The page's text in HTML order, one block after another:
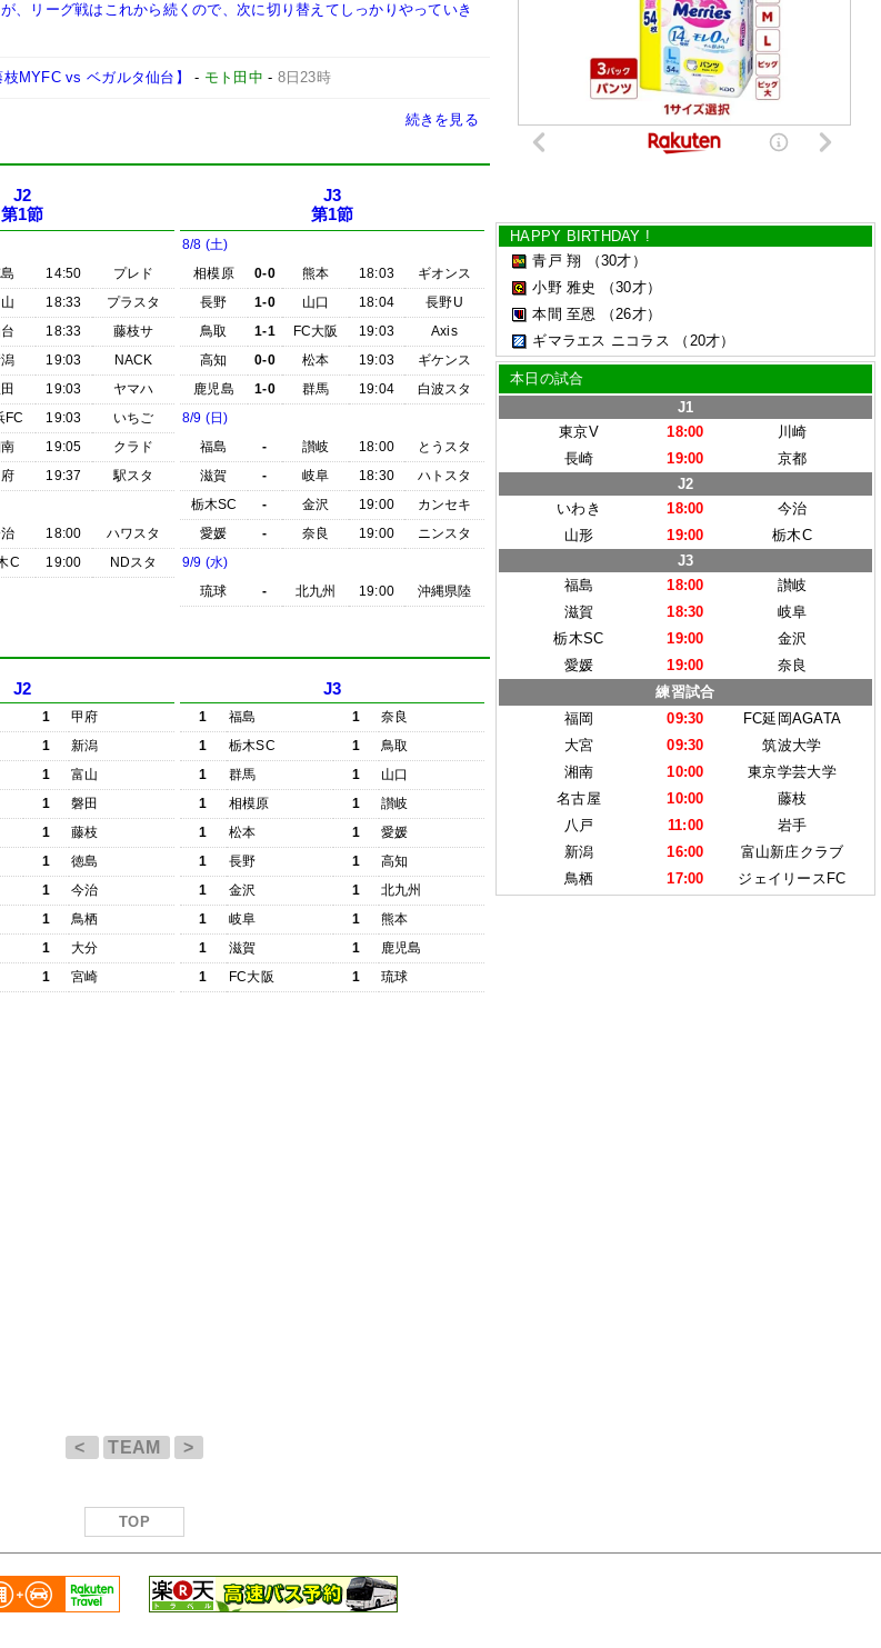
、リーグ戦はこれから続くので、次に切り替えてしっかりやっていき
MYFC vs ベガルタ仙台】 - モト田中 - 8日23時
続きを見る
J2
第1節
14:50
プレド
18:33
プラスタ
18:33
藤枝サ
19:03
NACK
19:03
ヤマハ
FC 19:03
いちご
19:05
クラド
19:37
駅スタ
18:00
ハワスタ
C 19:00 NDスタ
J3
第1節
8/8 (土)
相模原
0-0 熊本 18:03
ギオンス
長野
1-0 山口 18:04
長野U
鳥取
1-1 FC大阪 19:03
Axis
高知
0-0 松本 19:03
ギケンス
鹿児島
1-0 群馬 19:04
白波スタ
8/9 (日)
福島
- 讃岐 18:00
とうスタ
滋賀
- 岐阜 18:30
ハトスタ
栃木SC
- 金沢 19:00
カンセキ
愛媛
- 奈良 19:00
ニンスタ
9/9 (水)
琉球
- 北九州 19:00 沖縄県陸
J2
1
甲府
1
新潟
1
富山
1
磐田
1
藤枝
1
徳島
1
今治
1
鳥栖
1
大分
1 宮崎
J3
1 福島 1
奈良
1
栃木SC 1
鳥取
1
群馬 1
山口
1
相模原 1
讃岐
1
松本 1
愛媛
1
長野 1
高知
1
金沢 1
北九州
1
岐阜 1
熊本
1
滋賀 1
鹿児島
1
FC大阪 1 琉球
HAPPY BIRTHDAY !
青戸 翔
（30才）
小野 雅史
（30才）
本間 至恩
（26才）
ギマラエス ニコラス
（20才）
本日の試合
J1
東京V
18:00
川崎
長崎
19:00
京都
J2
いわき
18:00
今治
山形
19:00
栃木C
J3
福島
18:00
讃岐
滋賀
18:30
岐阜
栃木SC
19:00
金沢
愛媛
19:00
奈良
練習試合
福岡
09:30
FC延岡AGATA
大宮
09:30
筑波大学
湘南
10:00
東京学芸大学
名古屋
10:00
藤枝
八戸
11:00
岩手
新潟
16:00
富山新庄クラブ
鳥栖
17:00 ジェイリースFC
< TEAM >
TOP